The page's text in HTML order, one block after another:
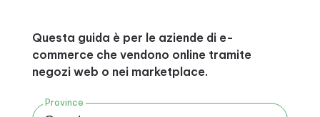
Questa guida è per le aziende di e-
commerce che vendono online tramite
negozi web o nei marketplace.
Province